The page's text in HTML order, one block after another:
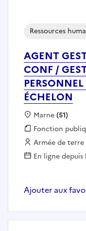
AGENT
CONF /
ÉCHELON
Ressources
Localisation :
Marne(51)
Fonction
Fonction
Employeur :
Armée de terre
En ligne
Ajouter aux